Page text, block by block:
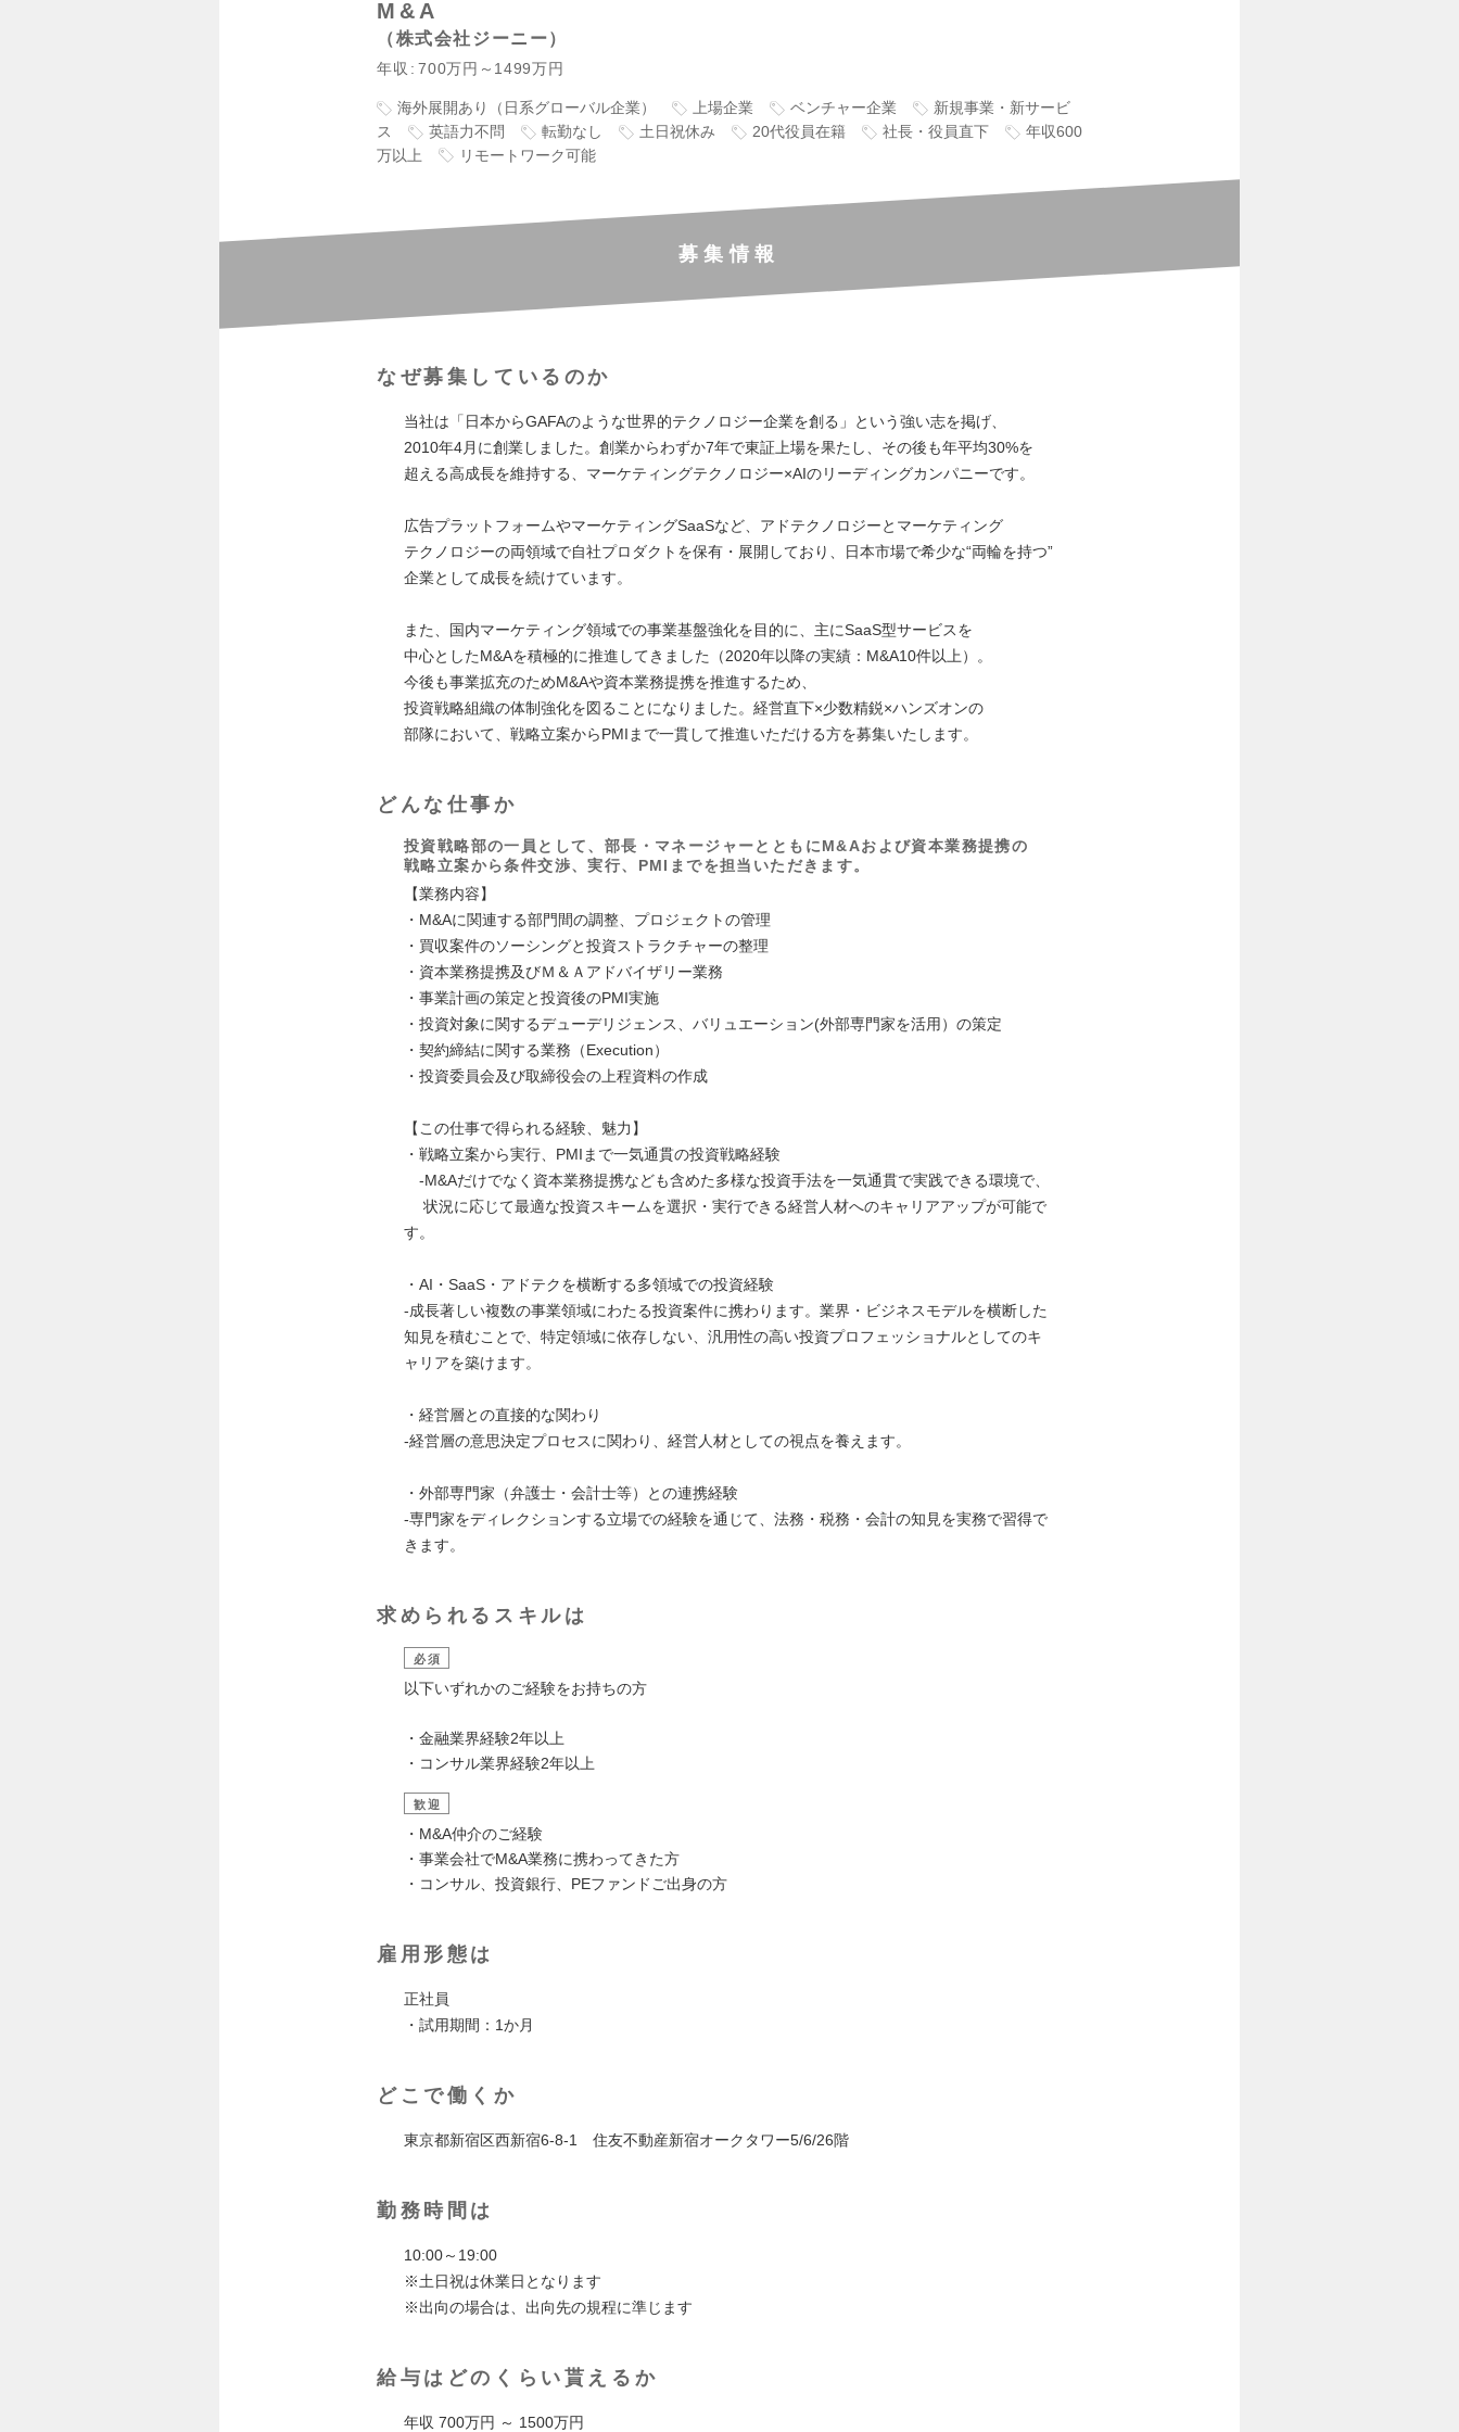
M&A
株式会社ジーニー
年収 700万円～1499万円
海外展開あり（日系グローバル企業） 上場企業 ベンチャー企業
新規事業・新サービ
ス
英語力不問 転勤なし 土日祝休み 20代役員在籍 社長・役員直下
年収600
万以上
リモートワーク可能
募集情報
なぜ募集しているのか
当社は「日本からGAFAのような世界的テクノロジー企業を創る」という強い志を掲げ、
2010年4月に創業しました。創業からわずか7年で東証上場を果たし、その後も年平均30%を
超える高成長を維持する、マーケティングテクノロジー×AIのリーディングカンパニーです。
広告プラットフォームやマーケティングSaaSなど、アドテクノロジーとマーケティング
テクノロジーの両領域で自社プロダクトを保有・展開しており、日本市場で希少な“両輪を持つ”
企業として成長を続けています。
また、国内マーケティング領域での事業基盤強化を目的に、主にSaaS型サービスを
中心としたM&Aを積極的に推進してきました（2020年以降の実績：M&A10件以上）。
今後も事業拡充のためM&Aや資本業務提携を推進するため、
投資戦略組織の体制強化を図ることになりました。経営直下×少数精鋭×ハンズオンの
部隊において、戦略立案からPMIまで一貫して推進いただける方を募集いたします。
どんな仕事か
投資戦略部の一員として、部長・マネージャーとともにM&Aおよび資本業務提携の
戦略立案から条件交渉、実行、PMIまでを担当いただきます。
【業務内容】
・M&Aに関連する部門間の調整、プロジェクトの管理
・買収案件のソーシングと投資ストラクチャーの整理
・資本業務提携及びＭ＆Ａアドバイザリー業務
・事業計画の策定と投資後のPMI実施
・投資対象に関するデューデリジェンス、バリュエーション(外部専門家を活用）の策定
・契約締結に関する業務（Execution）
・投資委員会及び取締役会の上程資料の作成
【この仕事で得られる経験、魅力】
・戦略立案から実行、PMIまで一気通貫の投資戦略経験
-M&Aだけでなく資本業務提携なども含めた多様な投資手法を一気通貫で実践できる環境で、
状況に応じて最適な投資スキームを選択・実行できる経営人材へのキャリアアップが可能で
す。
・AI・SaaS・アドテクを横断する多領域での投資経験
-成長著しい複数の事業領域にわたる投資案件に携わります。業界・ビジネスモデルを横断した
知見を積むことで、特定領域に依存しない、汎用性の高い投資プロフェッショナルとしてのキ
ャリアを築けます。
・経営層との直接的な関わり
-経営層の意思決定プロセスに関わり、経営人材としての視点を養えます。
・外部専門家（弁護士・会計士等）との連携経験
-専門家をディレクションする立場での経験を通じて、法務・税務・会計の知見を実務で習得で
きます。
求められるスキルは
必須
以下いずれかのご経験をお持ちの方
・金融業界経験2年以上
・コンサル業界経験2年以上
歓迎
・M&A仲介のご経験
・事業会社でM&A業務に携わってきた方
・コンサル、投資銀行、PEファンドご出身の方
雇用形態は
正社員
・試用期間：1か月
どこで働くか
東京都新宿区西新宿6-8-1 住友不動産新宿オークタワー5/6/26階
勤務時間は
10:00～19:00
※土日祝は休業日となります
※出向の場合は、出向先の規程に準じます
給与はどのくらい貰えるか
年収 700万円 ～ 1500万円